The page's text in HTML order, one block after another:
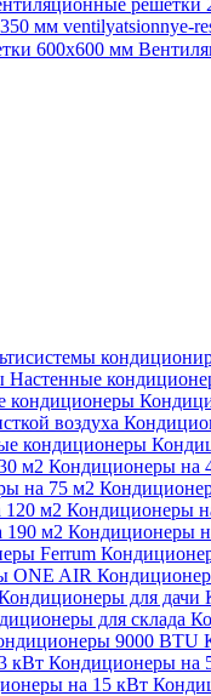
решетки
мм ventilyatsionnye-
600х600 мм
Настенные
кондиционеры
воздуха
кондиционеры
м2 Кондиционеры на
на 75 м2
м2 Кондиционеры
190 м2 Кондиционеры
Ferrum
ONE AIR
для дачи
для склада
9000 BTU
кВт Кондиционеры на
на 15 кВт